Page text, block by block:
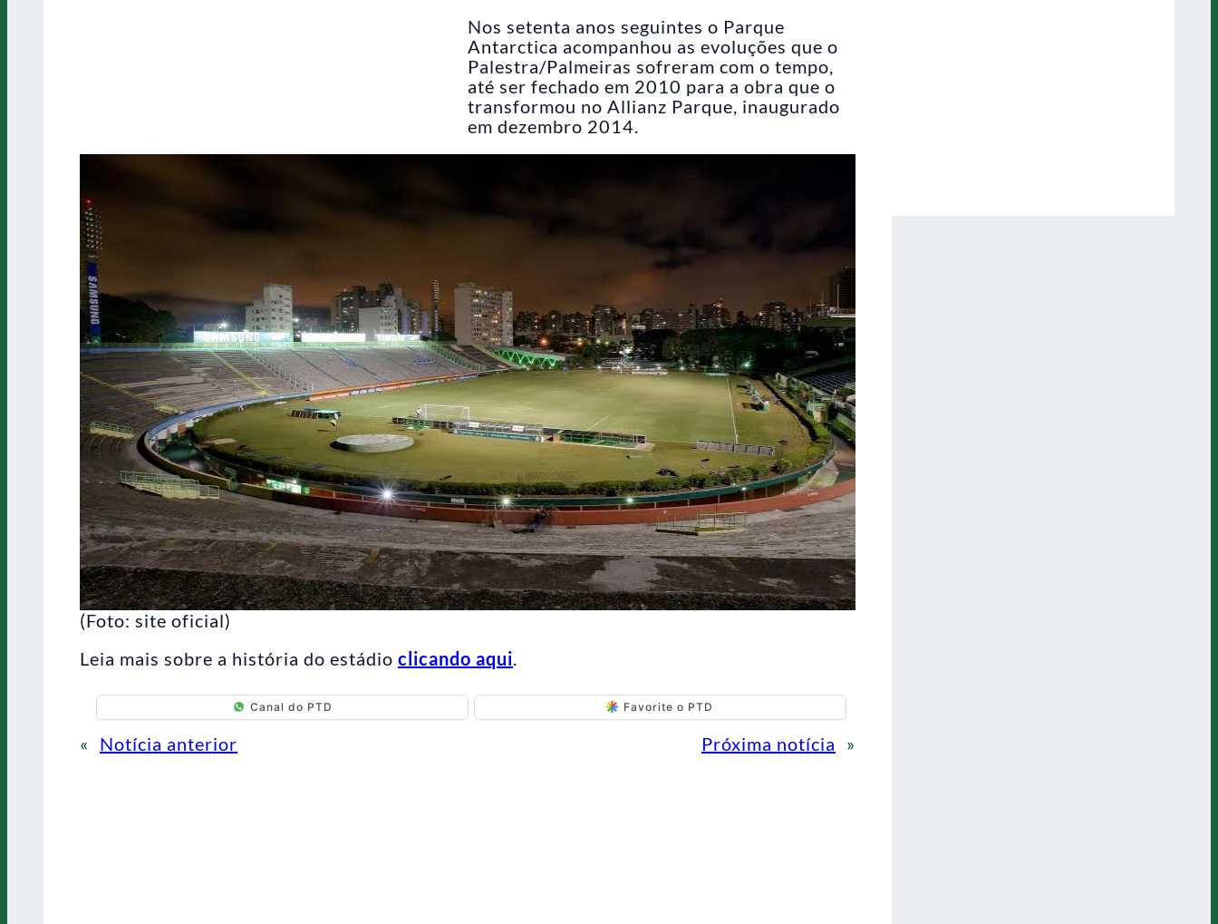
Nos setenta anos seguintes o Parque
Antarctica acompanhou as evoluções que o
Palestra/Palmeiras sofreram com o tempo,
até ser fechado em 2010 para a obra que o
transformou no Allianz Parque, inaugurado
em dezembro 2014.
(Foto: site oficial)
Leia mais sobre a história do estádio clicando aqui.
Canal do PTD Favorite o PTD
« Notícia anterior Próxima notícia »